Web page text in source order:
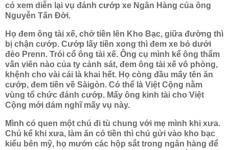
có xem diễn lại vụ đánh cướp xe Ngân Hàng của ông
Nguyễn Tấn Đời.
Họ đem ông tài xế, chở tiền lên Kho Bạc, giữa đường thì
bị chận cướp. Cướp lấy tiền xong thì đem xe bỏ dưới
đèo Prenn. Trói cổ ông tài xế. Ông cụ mình kể ông thẩm
vấn viên nào của ty cảnh sát, đem ông tài xế vô phòng,
khệnh cho vài cái là khai hết. Họ còng đầu mấy tên ăn
cướp, đem tiền về Sàigòn. Có thể là Việt Cộng nằm
vùng tổ chức đánh cướp. Mấy ông kinh tài cho Việt
Cộng mới dám nghĩ mấy vụ này.
Mình có quen một chú đi tù chung với mẹ mình khi xưa.
Chú kể khi xưa, làm ăn có tiền thì chú gửi vào kho bạc
kiểu bên mỹ, họ mướn các hộp sắt trong ngân hàng để